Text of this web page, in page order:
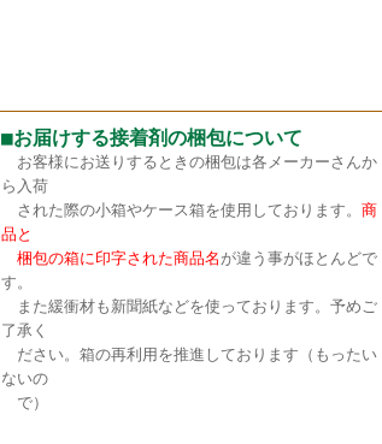
■お届けする接着剤の梱包について
お客様にお送りするときの梱包は各メーカーさんか
ら入荷
された際の小箱やケース箱を使用しております。 商
品と
梱包の箱に印字された商品名 が違う事がほとんどで
す。
また緩衝材も新聞紙などを使っております。予めご
了承く
ださい。箱の再利用を推進しております（もったい
ないの
で）